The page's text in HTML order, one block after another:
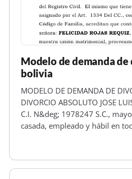
Modelo de demanda
bolivia
MODELO DE DEMANDA DE
DIVORCIO ABSOLUTO JOSE
C.I. N&deg; 1978247 S.C.,
casada, empleado y hábil en
Bibosi N&deg; 1727 de esta
SEñOR JUEZ DE TURNO DE